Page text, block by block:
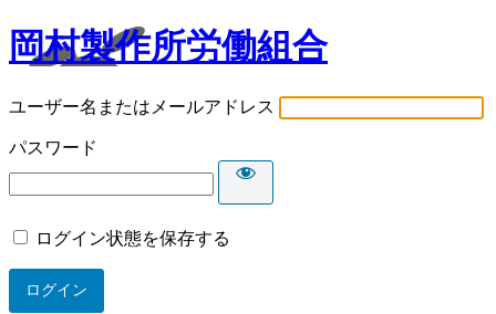
岡村製作所労働組合
ユーザー名またはメールアドレス
パスワード
ログイン状態を保存する